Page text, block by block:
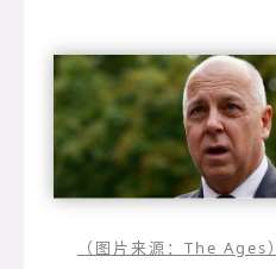
（图片来源：The Ages）